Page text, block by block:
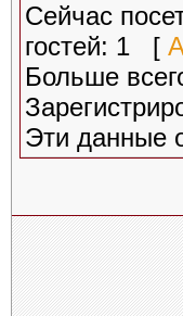
Сейчас
гостей: 1 [
Больше
Эти данные